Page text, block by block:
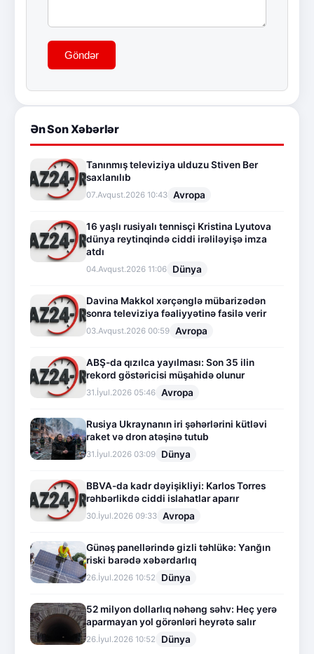
Göndər
Ən Son Xəbərlər
Tanınmış televiziya ulduzu Stiven Ber
saxlanılıb
07.Avqust.2026 10:43 Avropa
16 yaşlı rusiyalı tennisçi Kristina Lyutova
dünya reytinqində ciddi irəliləyişə imza
atdı
04.Avqust.2026 11:06 Dünya
Davina Makkol xərçənglə mübarizədən
sonra televiziya fəaliyyətinə fasilə verir
03.Avqust.2026 00:59 Avropa
ABŞ-da qızılca yayılması: Son 35 ilin
rekord göstəricisi müşahidə olunur
31.İyul.2026 05:46 Avropa
Rusiya Ukraynanın iri şəhərlərini kütləvi
raket və dron atəşinə tutub
31.İyul.2026 03:09 Dünya
BBVA-da kadr dəyişikliyi: Karlos Torres
rəhbərlikdə ciddi islahatlar aparır
30.İyul.2026 09:33 Avropa
Günəş panellərində gizli təhlükə: Yanğın
riski barədə xəbərdarlıq
26.İyul.2026 10:52 Dünya
52 milyon dollarlıq nəhəng səhv: Heç yerə
aparmayan yol görənləri heyrətə salır
26.İyul.2026 10:52 Dünya